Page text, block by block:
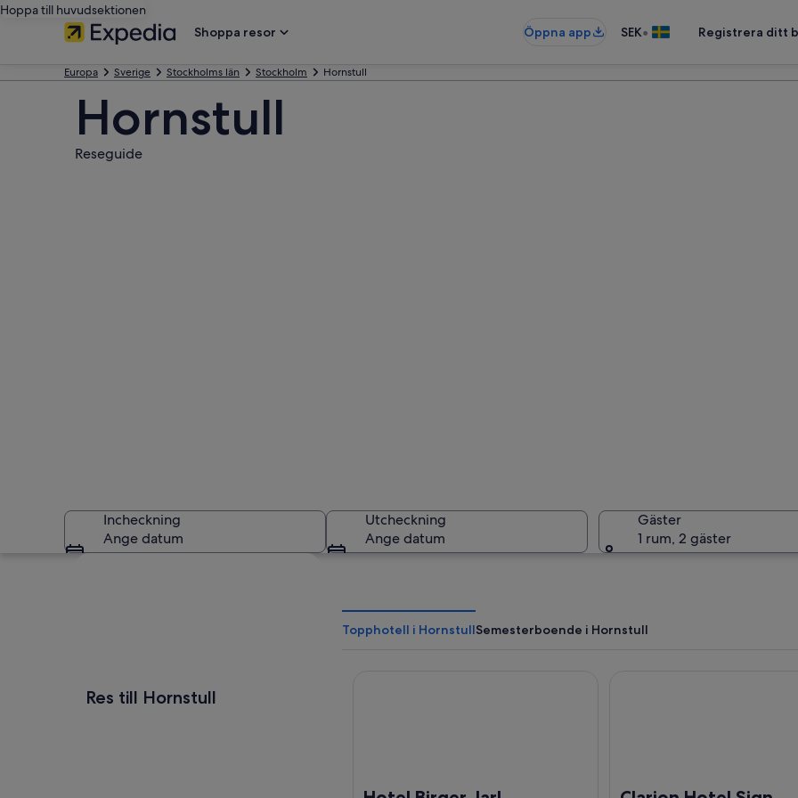
Hoppa till huvudsektionen
Shoppa resor
Öppna app SEK• Registrera ditt
Europa Sverige Stockholms län Stockholm Hornstull
Hornstull
Reseguide
Incheckning
Ange datum
Utcheckning
Ange datum
Gäster
1 rum, 2 gäster
Res till Hornstull
Topphotell i HornstullSemesterboende i Hornstull